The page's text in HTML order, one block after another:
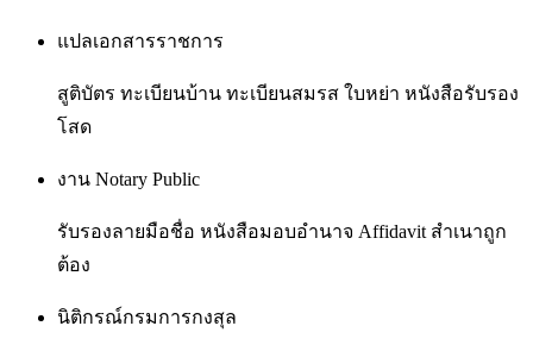
แปลเอกสารราชการ
สูติบัตร ทะเบียนบ้าน ทะเบียนสมรส ใบหย่า หนังสือรับรอง
โสด
งาน Notary Public
รับรองลายมือชื่อ หนังสือมอบอำนาจ Affidavit สำเนาถูก
ต้อง
นิติกรณ์กรมการกงสุล